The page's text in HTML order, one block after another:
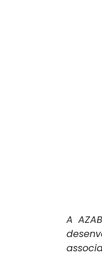
A